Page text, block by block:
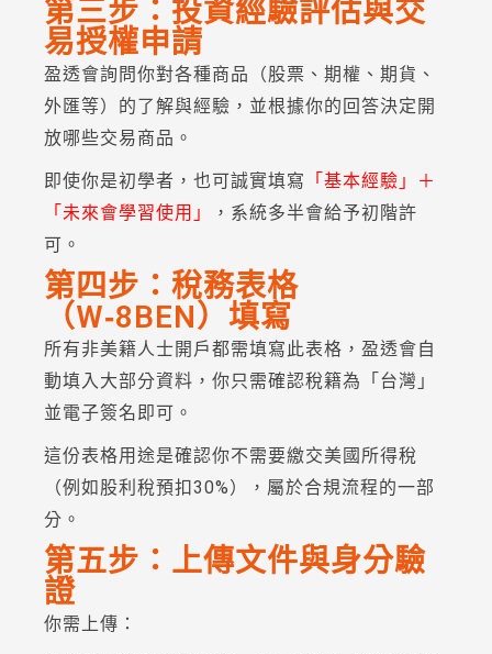
第三步：投資經驗評估與交
易授權申請
盈透會詢問你對各種商品（股票、期權、期貨、
外匯等）的了解與經驗，並根據你的回答決定開
放哪些交易商品。
即使你是初學者，也可誠實填寫
「基本經驗」＋
「未來會學習使用」
，系統多半會給予初階許
可。
第四步：稅務表格
（W‑8BEN）填寫
所有非美籍人士開戶都需填寫此表格，盈透會自
動填入大部分資料，你只需確認稅籍為「台灣」
並電子簽名即可。
這份表格用途是確認你不需要繳交美國所得稅
（例如股利稅預扣30%），屬於合規流程的一部
分。
第五步：上傳文件與身分驗
證
你需上傳：